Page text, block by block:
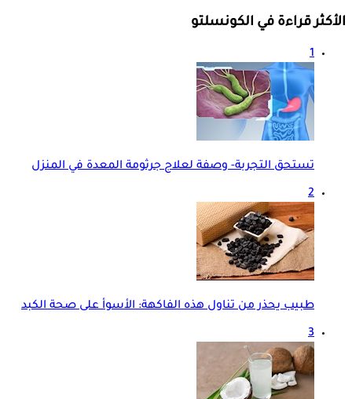
الأكثر قراءة في الكونسلتو
1
تستحق التجربة- وصفة لعلاج جرثومة المعدة في المنزل
2
طبيب يحذر من تناول هذه الفاكهة: الأسوأ على صحة الكبد
3